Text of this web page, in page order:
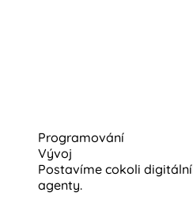
Programování
Vývoj
Postavíme cokoli
agenty.